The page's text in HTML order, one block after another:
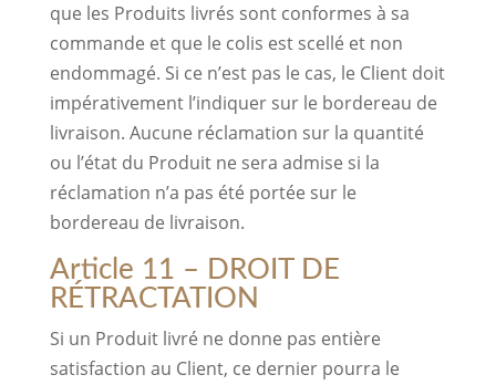
que les Produits livrés sont conformes à sa
commande et que le colis est scellé et non
endommagé. Si ce n’est pas le cas, le Client doit
impérativement l’indiquer sur le bordereau de
livraison. Aucune réclamation sur la quantité
ou l’état du Produit ne sera admise si la
réclamation n’a pas été portée sur le
bordereau de livraison.
Article 11 – DROIT DE
RÉTRACTATION
Si un Produit livré ne donne pas entière
satisfaction au Client, ce dernier pourra le